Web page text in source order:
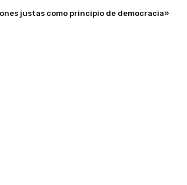
justas como principio de democracia»